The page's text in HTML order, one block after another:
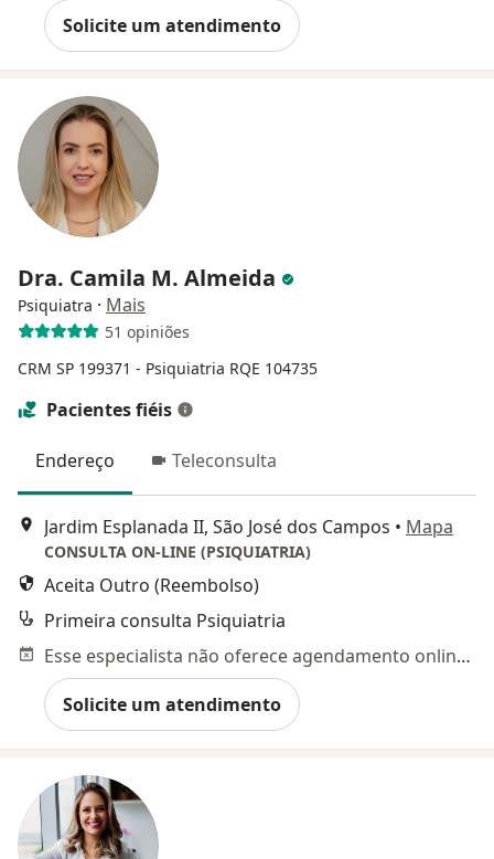
Solicite um atendimento
Dra. Camila M. Almeida
Psiquiatra · Mais
51 opiniões
CRM SP 199371 - Psiquiatria RQE 104735
Pacientes fiéis
Endereço Teleconsulta
Jardim Esplanada II, São José dos Campos • Mapa
CONSULTA ON-LINE (PSIQUIATRIA)
Aceita Outro (Reembolso)
Primeira consulta Psiquiatria
Esse especialista não oferece agendamento online para esse endereço.
Solicite um atendimento